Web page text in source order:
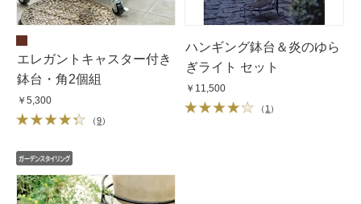
エレガントキャスター付き
鉢台・角2個組
￥5,300
（9）
ハンギング鉢台＆炎のゆら
ぎライト セット
￥11,500
（ 1 ）